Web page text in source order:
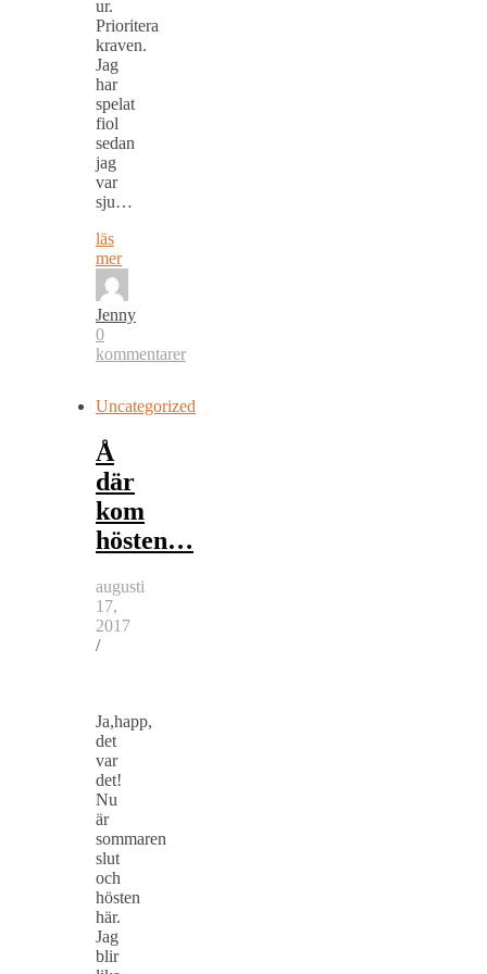
ur.
Prioritera
kraven.
Jag
har
spelat
fiol
sedan
jag
var
sju…
läs
mer
Jenny
0
kommentarer
Uncategorized
Å
där
kom
hösten…
augusti
17,
2017
/
Ja,happ,
det
var
det!
Nu
är
sommaren
slut
och
hösten
här.
Jag
blir